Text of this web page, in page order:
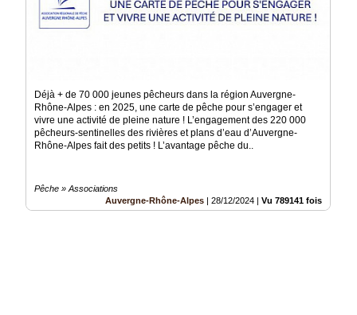
Déjà + de 70 000 jeunes pêcheurs dans la région Auvergne-
Rhône-Alpes : en 2025, une carte de pêche pour s’engager et
vivre une activité de pleine nature ! L’engagement des 220 000
pêcheurs-sentinelles des rivières et plans d’eau d’Auvergne-
Rhône-Alpes fait des petits ! L’avantage pêche du..
Pêche » Associations
Auvergne-Rhône-Alpes | 28/12/2024 | Vu 789141 fois